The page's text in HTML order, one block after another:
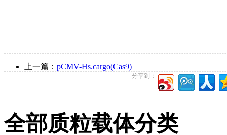
上一篇： pCMV-Hs.cargo(Cas9)
分享到：
全部质粒载体分类